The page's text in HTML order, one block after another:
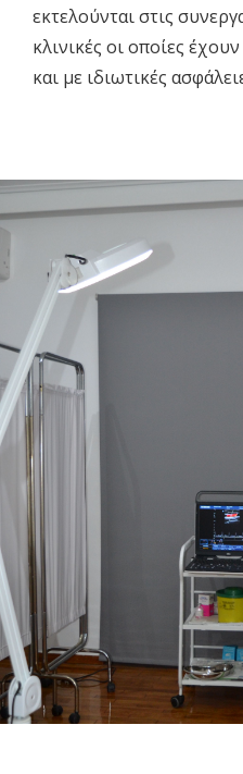
εκτελούνται στις
κλινικές οι οποίες
και με ιδιωτικές